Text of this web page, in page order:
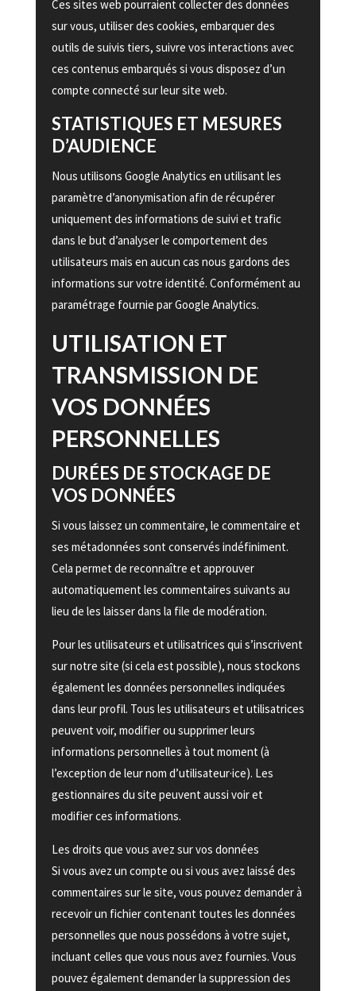
Ces sites web pourraient collecter des données
sur vous, utiliser des cookies, embarquer des
outils de suivis tiers, suivre vos interactions avec
ces contenus embarqués si vous disposez d’un
compte connecté sur leur site web.
STATISTIQUES ET MESURES
D’AUDIENCE
Nous utilisons Google Analytics en utilisant les
paramètre d’anonymisation afin de récupérer
uniquement des informations de suivi et trafic
dans le but d’analyser le comportement des
utilisateurs mais en aucun cas nous gardons des
informations sur votre identité. Conformément au
paramétrage fournie par Google Analytics.
UTILISATION ET
TRANSMISSION DE
VOS DONNÉES
PERSONNELLES
DURÉES DE STOCKAGE DE
VOS DONNÉES
Si vous laissez un commentaire, le commentaire et
ses métadonnées sont conservés indéfiniment.
Cela permet de reconnaître et approuver
automatiquement les commentaires suivants au
lieu de les laisser dans la file de modération.
Pour les utilisateurs et utilisatrices qui s’inscrivent
sur notre site (si cela est possible), nous stockons
également les données personnelles indiquées
dans leur profil. Tous les utilisateurs et utilisatrices
peuvent voir, modifier ou supprimer leurs
informations personnelles à tout moment (à
l’exception de leur nom d’utilisateur·ice). Les
gestionnaires du site peuvent aussi voir et
modifier ces informations.
Les droits que vous avez sur vos données
Si vous avez un compte ou si vous avez laissé des
commentaires sur le site, vous pouvez demander à
recevoir un fichier contenant toutes les données
personnelles que nous possédons à votre sujet,
incluant celles que vous nous avez fournies. Vous
pouvez également demander la suppression des